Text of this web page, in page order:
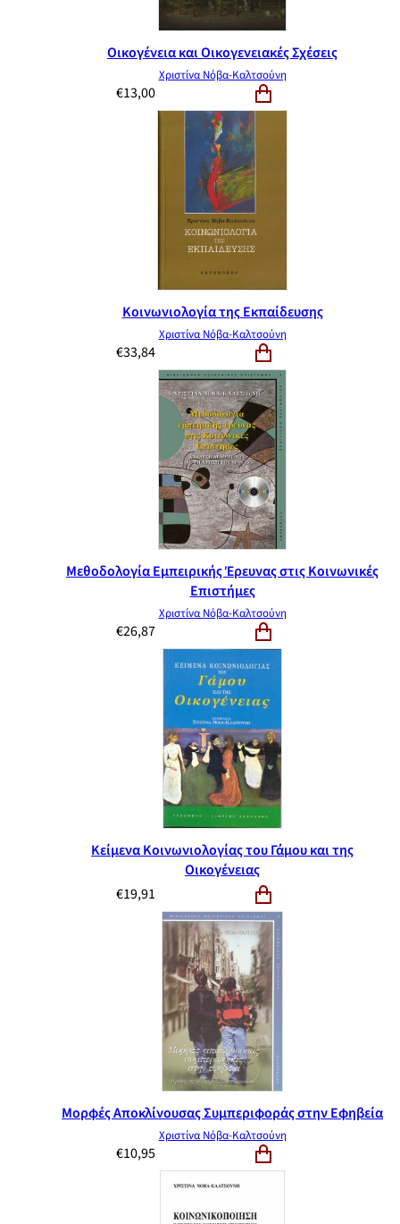
Οικογένεια και Οικογενειακές Σχέσεις
Χριστίνα Νόβα-Καλτσούνη
€13,00
Κοινωνιολογία της Εκπαίδευσης
Χριστίνα Νόβα-Καλτσούνη
€33,84
Μεθοδολογία Εμπειρικής Έρευνας στις Κοινωνικές
Επιστήμες
Χριστίνα Νόβα-Καλτσούνη
€26,87
Κείμενα Κοινωνιολογίας του Γάμου και της
Οικογένειας
€19,91
Μορφές Αποκλίνουσας Συμπεριφοράς στην Εφηβεία
Χριστίνα Νόβα-Καλτσούνη
€10,95